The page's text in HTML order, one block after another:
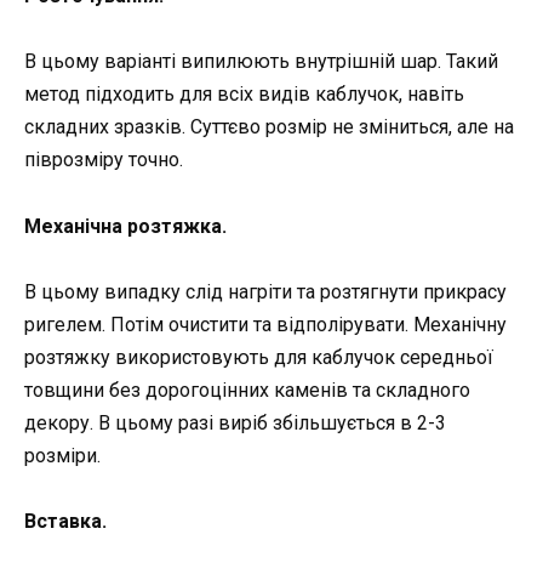
В цьому варіанті випилюють внутрішній шар. Такий
метод підходить для всіх видів каблучок, навіть
складних зразків. Суттєво розмір не зміниться, але на
піврозміру точно.
Механічна розтяжка.
В цьому випадку слід нагріти та розтягнути прикрасу
ригелем. Потім очистити та відполірувати. Механічну
розтяжку використовують для каблучок середньої
товщини без дорогоцінних каменів та складного
декору. В цьому разі виріб збільшується в 2-3
розміри.
Вставка.